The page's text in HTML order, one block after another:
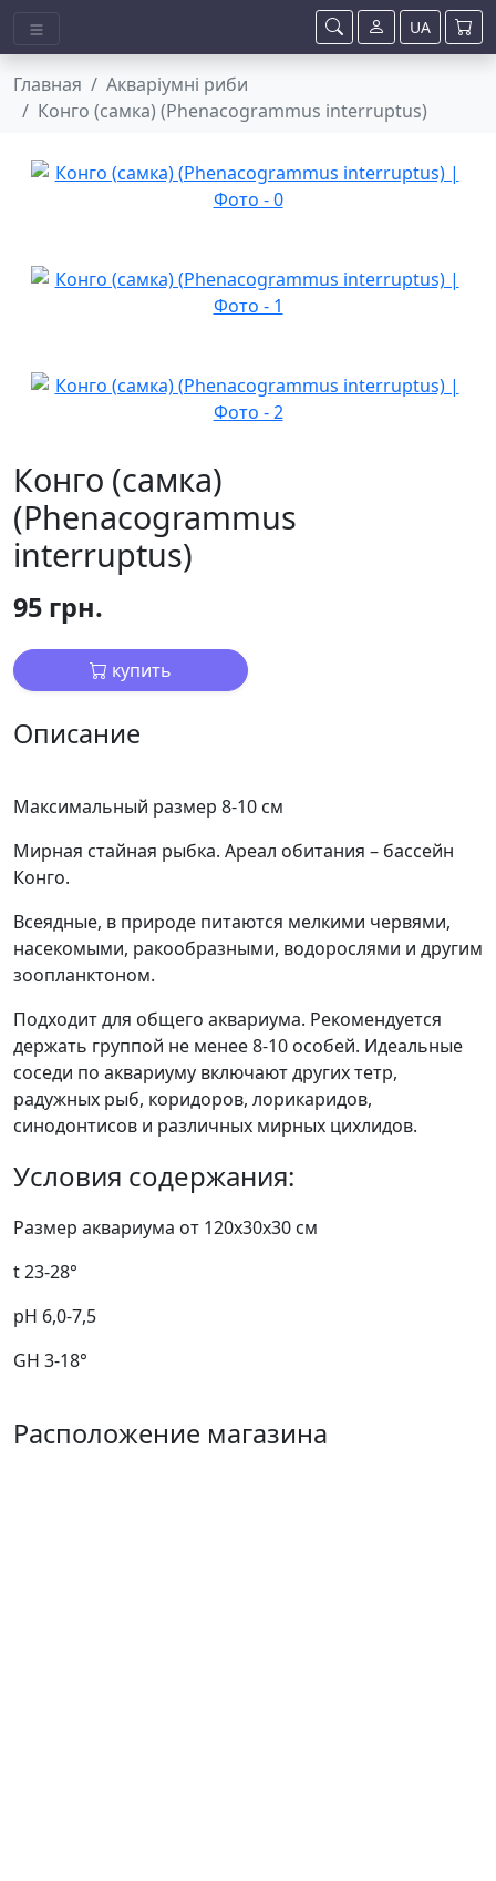
Главная
Акваріумні риби
Конго (самка) (Phenacogrammus interruptus)
Конго (самка)
(Phenacogrammus
interruptus)
95 грн.
купить
Описание
Максимальный размер 8-10 см
Мирная стайная рыбка. Ареал обитания – бассейн
Конго.
Всеядные, в природе питаются мелкими червями,
насекомыми, ракообразными, водорослями и другим
зоопланктоном.
Подходит для общего аквариума. Рекомендуется
держать группой не менее 8-10 особей. Идеальные
соседи по аквариуму включают других тетр,
радужных рыб, коридоров, лорикаридов,
синодонтисов и различных мирных цихлидов.
Условия содержания:
Размер аквариума от 120х30х30 см
t 23-28°
pH 6,0-7,5
GH 3-18°
Расположение магазина
UA